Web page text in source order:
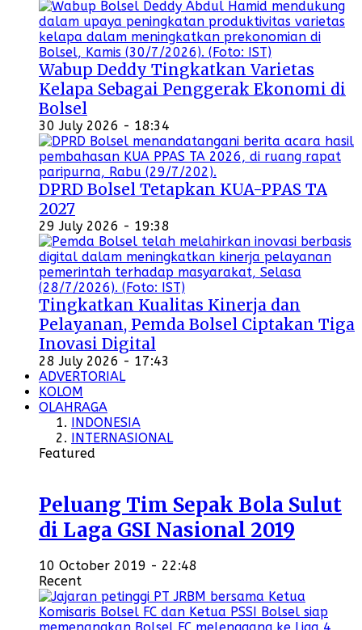
Wabup Deddy Tingkatkan Varietas
Kelapa Sebagai Penggerak Ekonomi di
Bolsel
30 July 2026 - 18:34
DPRD Bolsel Tetapkan KUA-PPAS TA
2027
29 July 2026 - 19:38
Tingkatkan Kualitas Kinerja dan
Pelayanan, Pemda Bolsel Ciptakan Tiga
Inovasi Digital
28 July 2026 - 17:43
ADVERTORIAL
KOLOM
OLAHRAGA
INDONESIA
INTERNASIONAL
Featured
Peluang Tim Sepak Bola Sulut
di Laga GSI Nasional 2019
10 October 2019 - 22:48
Recent